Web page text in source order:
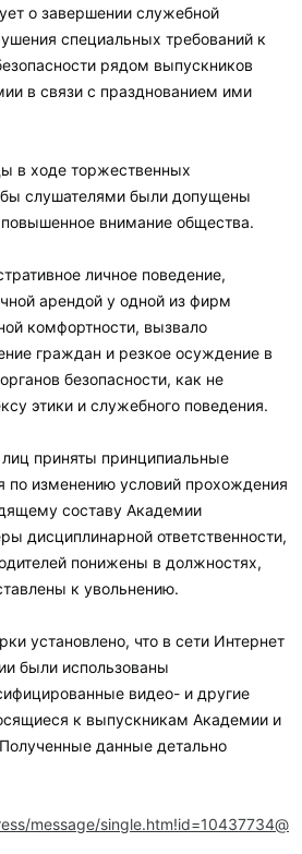
о завершении служебной
специальных требований к
рядом выпускников
в связи с празднованием ими
в ходе торжественных
слушателями были допущены
внимание общества.
личное поведение,
арендой у одной из фирм
комфортности, вызвало
граждан и резкое осуждение в
безопасности, как не
этики и служебного поведения.
приняты принципиальные
по изменению условий прохождения
составу Академии
дисциплинарной ответственности,
понижены в должностях,
к увольнению.
установлено, что в сети Интернет
были использованы
видео- и другие
к выпускникам Академии и
данные детально
message/single.htm!id=10437734@